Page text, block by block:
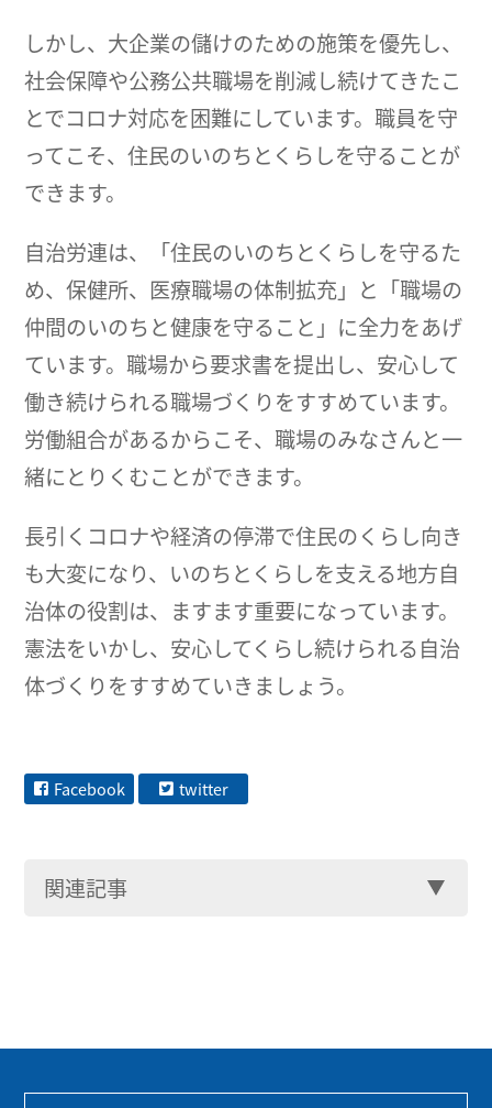
しかし、大企業の儲けのための施策を優先し、
社会保障や公務公共職場を削減し続けてきたこ
とでコロナ対応を困難にしています。職員を守
ってこそ、住民のいのちとくらしを守ることが
できます。
自治労連は、「住民のいのちとくらしを守るた
め、保健所、医療職場の体制拡充」と「職場の
仲間のいのちと健康を守ること」に全力をあげ
ています。職場から要求書を提出し、安心して
働き続けられる職場づくりをすすめています。
労働組合があるからこそ、職場のみなさんと一
緒にとりくむことができます。
長引くコロナや経済の停滞で住民のくらし向き
も大変になり、いのちとくらしを支える地方自
治体の役割は、ますます重要になっています。
憲法をいかし、安心してくらし続けられる自治
体づくりをすすめていきましょう。
Facebook twitter
関連記事